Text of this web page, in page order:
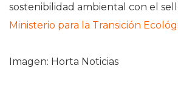
sostenibilidad ambiental con el
Ministerio para la Transición
Imagen: Horta Noticias